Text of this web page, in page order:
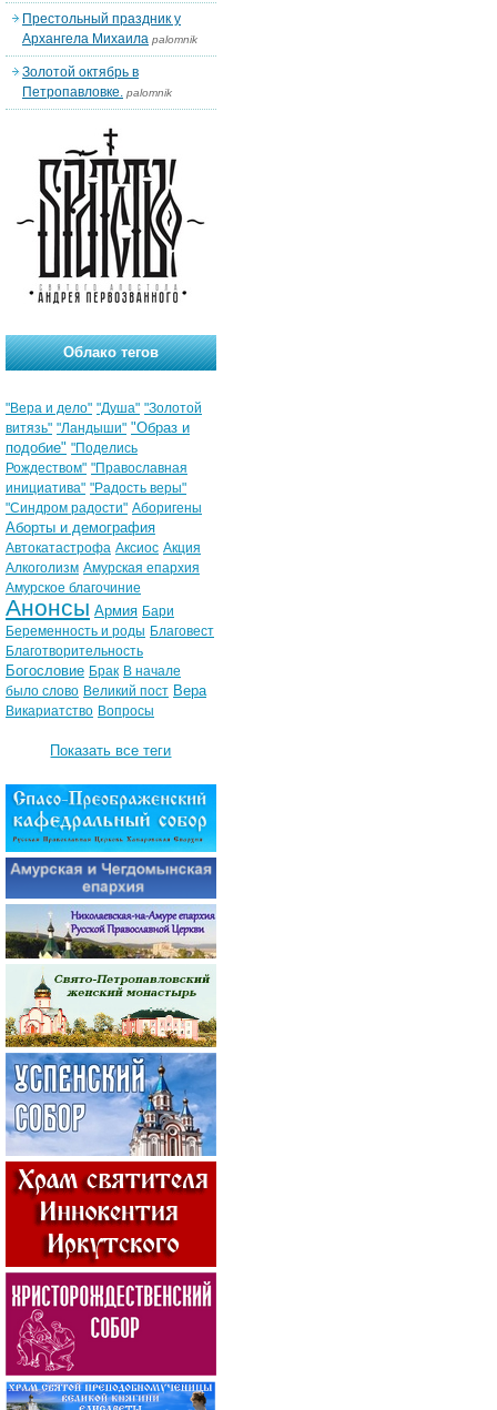
Престольный праздник у
Архангела Михаила palomnik
Золотой октябрь в
Петропавловке. palomnik
Облако тегов
"Вера и дело" "Душа" "Золотой
витязь" "Ландыши" "Образ и
подобие" "Поделись
Рождеством" "Православная
инициатива" "Радость веры"
"Синдром радости" Аборигены
Аборты и демография
Автокатастрофа Аксиос Акция
Алкоголизм Амурская епархия
Амурское благочиние
Анонсы Армия Бари
Беременность и роды Благовест
Благотворительность
Богословие Брак В начале
было слово Великий пост Вера
Викариатство Вопросы
Показать все теги